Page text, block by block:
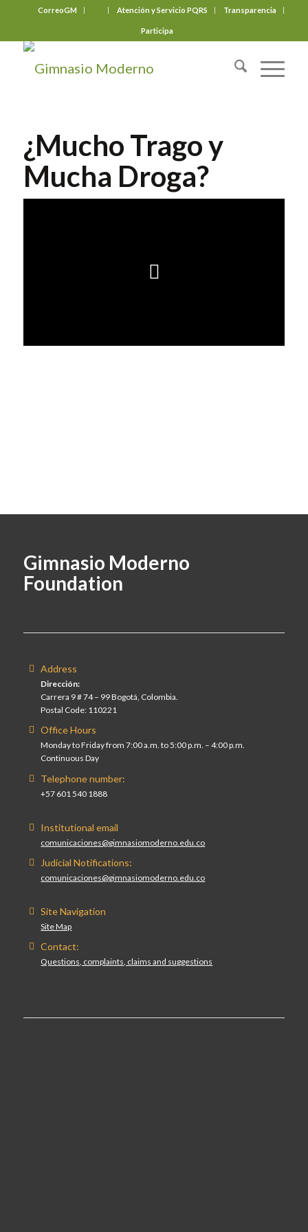
CorreoGM Atención y Servicio PQRS Transparencia
Participa
¿Mucho Trago y
Mucha Droga?
Gimnasio Moderno
Foundation
Address
Dirección:
Carrera 9 # 74 – 99 Bogotá, Colombia.
Postal Code: 110221
Office Hours
Monday to Friday from 7:00 a.m. to 5:00 p.m. – 4:00 p.m.
Continuous Day
Telephone number:
+57 601 540 1888
Institutional email
comunicaciones@gimnasiomoderno.edu.co
Judicial Notifications:
comunicaciones@gimnasiomoderno.edu.co
Site Navigation
Site Map
Contact:
Questions, complaints, claims and suggestions